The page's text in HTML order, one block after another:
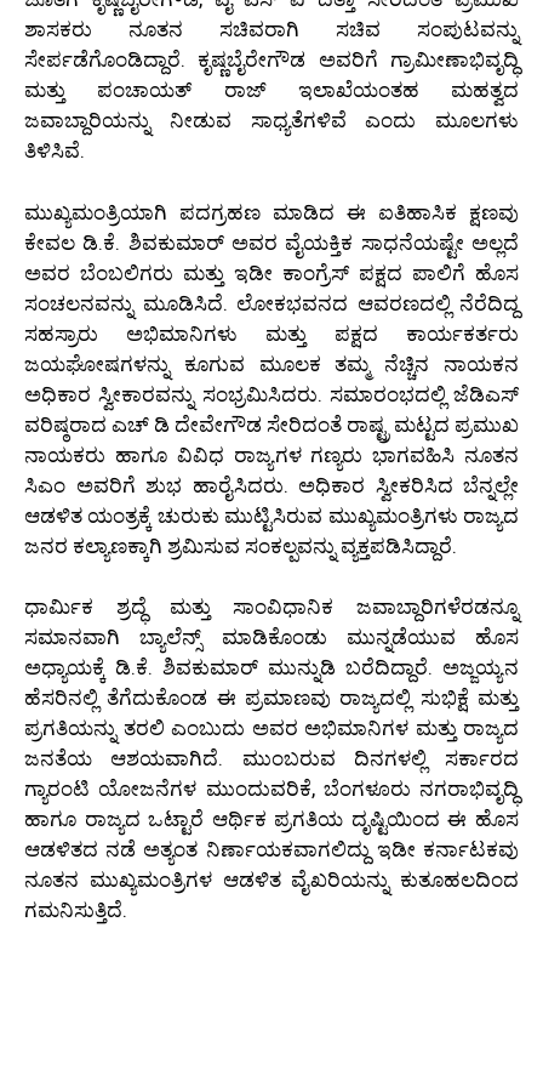
ಶಾಸಕರು ನೂತನ ಸಚಿವರಾಗಿ ಸಚಿವ ಸಂಪುಟವನ್ನು
ಸೇರ್ಪಡೆಗೊಂಡಿದ್ದಾರೆ. ಕೃಷ್ಣಬೈರೇಗೌಡ ಅವರಿಗೆ ಗ್ರಾಮೀಣಾಭಿವೃದ್ಧಿ
ಮತ್ತು ಪಂಚಾಯತ್ ರಾಜ್ ಇಲಾಖೆಯಂತಹ ಮಹತ್ವದ
ಜವಾಬ್ದಾರಿಯನ್ನು ನೀಡುವ ಸಾಧ್ಯತೆಗಳಿವೆ ಎಂದು ಮೂಲಗಳು
ತಿಳಿಸಿವೆ.
ಮುಖ್ಯಮಂತ್ರಿಯಾಗಿ ಪದಗ್ರಹಣ ಮಾಡಿದ ಈ ಐತಿಹಾಸಿಕ ಕ್ಷಣವು
ಕೇವಲ ಡಿ.ಕೆ. ಶಿವಕುಮಾರ್ ಅವರ ವೈಯಕ್ತಿಕ ಸಾಧನೆಯಷ್ಟೇ ಅಲ್ಲದೆ
ಅವರ ಬೆಂಬಲಿಗರು ಮತ್ತು ಇಡೀ ಕಾಂಗ್ರೆಸ್ ಪಕ್ಷದ ಪಾಲಿಗೆ ಹೊಸ
ಸಂಚಲನವನ್ನು ಮೂಡಿಸಿದೆ. ಲೋಕಭವನದ ಆವರಣದಲ್ಲಿ ನೆರೆದಿದ್ದ
ಸಹಸ್ರಾರು ಅಭಿಮಾನಿಗಳು ಮತ್ತು ಪಕ್ಷದ ಕಾರ್ಯಕರ್ತರು
ಜಯಘೋಷಗಳನ್ನು ಕೂಗುವ ಮೂಲಕ ತಮ್ಮ ನೆಚ್ಚಿನ ನಾಯಕನ
ಅಧಿಕಾರ ಸ್ವೀಕಾರವನ್ನು ಸಂಭ್ರಮಿಸಿದರು. ಸಮಾರಂಭದಲ್ಲಿ ಜೆಡಿಎಸ್
ವರಿಷ್ಠರಾದ ಎಚ್ ಡಿ ದೇವೇಗೌಡ ಸೇರಿದಂತೆ ರಾಷ್ಟ್ರ ಮಟ್ಟದ ಪ್ರಮುಖ
ನಾಯಕರು ಹಾಗೂ ವಿವಿಧ ರಾಜ್ಯಗಳ ಗಣ್ಯರು ಭಾಗವಹಿಸಿ ನೂತನ
ಸಿಎಂ ಅವರಿಗೆ ಶುಭ ಹಾರೈಸಿದರು. ಅಧಿಕಾರ ಸ್ವೀಕರಿಸಿದ ಬೆನ್ನಲ್ಲೇ
ಆಡಳಿತ ಯಂತ್ರಕ್ಕೆ ಚುರುಕು ಮುಟ್ಟಿಸಿರುವ ಮುಖ್ಯಮಂತ್ರಿಗಳು ರಾಜ್ಯದ
ಜನರ ಕಲ್ಯಾಣಕ್ಕಾಗಿ ಶ್ರಮಿಸುವ ಸಂಕಲ್ಪವನ್ನು ವ್ಯಕ್ತಪಡಿಸಿದ್ದಾರೆ.
ಧಾರ್ಮಿಕ ಶ್ರದ್ಧೆ ಮತ್ತು ಸಾಂವಿಧಾನಿಕ ಜವಾಬ್ದಾರಿಗಳೆರಡನ್ನೂ
ಸಮಾನವಾಗಿ ಬ್ಯಾಲೆನ್ಸ್ ಮಾಡಿಕೊಂಡು ಮುನ್ನಡೆಯುವ ಹೊಸ
ಅಧ್ಯಾಯಕ್ಕೆ ಡಿ.ಕೆ. ಶಿವಕುಮಾರ್ ಮುನ್ನುಡಿ ಬರೆದಿದ್ದಾರೆ. ಅಜ್ಜಯ್ಯನ
ಹೆಸರಿನಲ್ಲಿ ತೆಗೆದುಕೊಂಡ ಈ ಪ್ರಮಾಣವು ರಾಜ್ಯದಲ್ಲಿ ಸುಭಿಕ್ಷೆ ಮತ್ತು
ಪ್ರಗತಿಯನ್ನು ತರಲಿ ಎಂಬುದು ಅವರ ಅಭಿಮಾನಿಗಳ ಮತ್ತು ರಾಜ್ಯದ
ಜನತೆಯ ಆಶಯವಾಗಿದೆ. ಮುಂಬರುವ ದಿನಗಳಲ್ಲಿ ಸರ್ಕಾರದ
ಗ್ಯಾರಂಟಿ ಯೋಜನೆಗಳ ಮುಂದುವರಿಕೆ, ಬೆಂಗಳೂರು ನಗರಾಭಿವೃದ್ಧಿ
ಹಾಗೂ ರಾಜ್ಯದ ಒಟ್ಟಾರೆ ಆರ್ಥಿಕ ಪ್ರಗತಿಯ ದೃಷ್ಟಿಯಿಂದ ಈ ಹೊಸ
ಆಡಳಿತದ ನಡೆ ಅತ್ಯಂತ ನಿರ್ಣಾಯಕವಾಗಲಿದ್ದು ಇಡೀ ಕರ್ನಾಟಕವು
ನೂತನ ಮುಖ್ಯಮಂತ್ರಿಗಳ ಆಡಳಿತ ವೈಖರಿಯನ್ನು ಕುತೂಹಲದಿಂದ
ಗಮನಿಸುತ್ತಿದೆ.